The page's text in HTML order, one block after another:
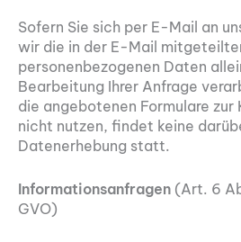
Sofern Sie sich per E-Mail an
wir die in der E-Mail
personenbezogenen Daten
Bearbeitung Ihrer Anfrage
die angebotenen Formulare
nicht nutzen, findet keine
Datenerhebung statt.
Informationsanfragen (Art. 6
GVO)